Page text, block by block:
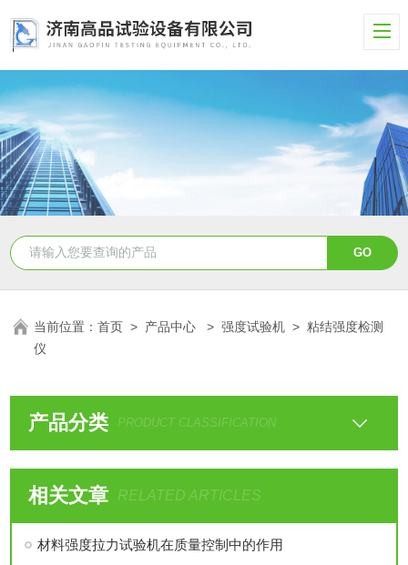
当前位置：首页 > 产品中心 >强度试验机 >粘结强度检测
仪
产品分类 PRODUCT CLASSIFICATION
相关文章 RELATED ARTICLES
材料强度拉力试验机在质量控制中的作用